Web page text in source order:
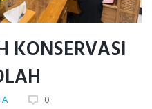
KONSERVASI
0